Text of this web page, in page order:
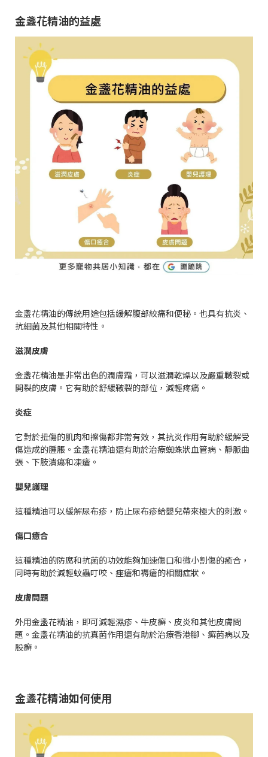
金盞花精油的益處
金盞花精油的傳統用途包括緩解腹部絞痛和便秘。也具有抗炎、
抗細菌及其他相關特性。
滋潤皮膚
金盞花精油是非常出色的潤膚霜，可以滋潤乾燥以及嚴重皸裂或
開裂的皮膚。它有助於舒緩皸裂的部位，減輕疼痛。
炎症
它對於扭傷的肌肉和擦傷都非常有效，其抗炎作用有助於緩解受
傷造成的腫脹。金盞花精油還有助於治療蜘蛛狀血管病、靜脈曲
張、下肢潰瘍和凍瘡。
嬰兒護理
這種精油可以緩解尿布疹，防止尿布疹給嬰兒帶來極大的刺激。
傷口癒合
這種精油的防腐和抗菌的功效能夠加速傷口和微小割傷的癒合，
同時有助於減輕蚊蟲叮咬、痤瘡和褥瘡的相關症狀。
皮膚問題
外用金盞花精油，即可減輕濕疹、牛皮癬、皮炎和其他皮膚問
題。金盞花精油的抗真菌作用還有助於治療香港腳、癬菌病以及
股癬。
金盞花精油如何使用